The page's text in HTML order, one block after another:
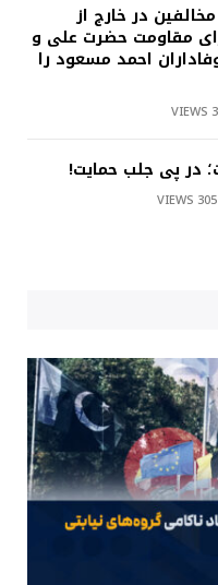
در خارج از
مقاومت حضرت علی و
احمد مسعود را
VIEWS
در پی جلب حمایت!
305
VIEWS